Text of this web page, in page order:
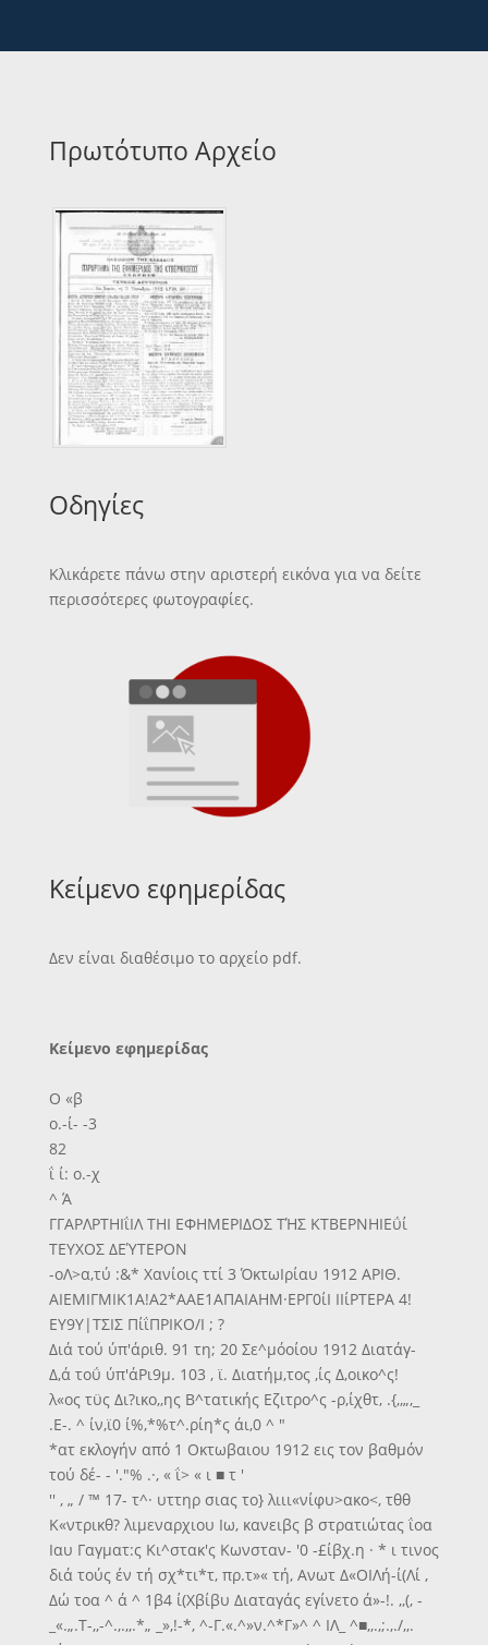
Πρωτότυπο Αρχείο
Οδηγίες
Κλικάρετε πάνω στην αριστερή εικόνα για να δείτε
περισσότερες φωτογραφίες.
Κείμενο εφημερίδας
Δεν είναι διαθέσιμο το αρχείο pdf.
Κείμενο εφημερίδας
Ο «β
ο.-ί- -3
82
ΐ ί: ο.-χ
^ Ά
ΓΓΑΡΛΡΤΗΙΐΙΛ ΤΗΙ ΕΦΗΜΕΡΙΔΟΣ ΤΉΣ ΚΤΒΕΡΝΗΙΕΰί
ΤΕΥΧΟΣ ΔΕΎΤΕΡΟΝ
-οΛ>α,τύ :&* Χανίοις ττί 3 ΌκτωΙρίαυ 1912 ΑΡΙΘ.
ΑΙΕΜΙΓΜΙΚ1Α!Α2*ΑΑΕ1ΑΠΑΙΑΗΜ·ΕΡΓ0ίΙ ΙΙίΡΤΕΡΑ 4!
ΕΥ9Υ|ΤΣΙΣ ΠίΐΠΡΙΚΟ/Ι ; ?
Διά τού ύπ'άριθ. 91 τη; 20 Σε^μόοίου 1912 Διατάγ-
Δ,ά τοΰ ύπ'άΡι9μ. 103 , ϊ. Διατήμ,τος ,ίς Δ,οικο^ς!
λ«ος τϋς Δι?ικο,,ης Β^τατικής Εζιτρο^ς -ρ,ίχθτ, .{,,„,_
.Ε-. ^ ίν,ϊ0 ί%,*%τ^.ρίη*ς άι,0 ^ "
*ατ εκλογήν από 1 Οκτωβαιου 1912 εις τον βαθμόν
τού δέ- - '."% .·, « ΐ> « ι ■ τ '
'' , „ / ™ 17- τ^· υττηρ σιας το} λιιι«νίφυ>ακο<, τθθ
Κ«ντρικθ? λιμεναρχιου Ιω, κανειβς β στρατιώτας ΐοα
Ιαυ Γαγματ:ς Κι^στακ'ς Κωνσταν- '0 -£ίβχ.η · * ι τινος
διά τούς έν τή σχ*τι*τ, πρ.τ»« τή, Ανωτ Δ«ΟΙΛή-ί(Λί ,
Δώ τοα ^ ά ^ 1β4 ί(Χβίβυ Διαταγάς εγίνετο ά»-!. ,,(, -
_«.„.Τ-,,-^.,.,,.*„ _»,!-*, ^-Γ.«.^»ν.^*Γ»^ ^ ΙΛ_ ^■,,.,;.,./,,.